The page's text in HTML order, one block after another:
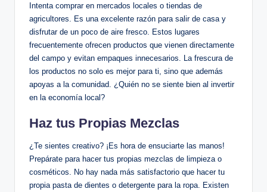
Intenta comprar en mercados locales o tiendas de
agricultores. Es una excelente razón para salir de casa y
disfrutar de un poco de aire fresco. Estos lugares
frecuentemente ofrecen productos que vienen directamente
del campo y evitan empaques innecesarios. La frescura de
los productos no solo es mejor para ti, sino que además
apoyas a la comunidad. ¿Quién no se siente bien al invertir
en la economía local?
Haz tus Propias Mezclas
¿Te sientes creativo? ¡Es hora de ensuciarte las manos!
Prepárate para hacer tus propias mezclas de limpieza o
cosméticos. No hay nada más satisfactorio que hacer tu
propia pasta de dientes o detergente para la ropa. Existen